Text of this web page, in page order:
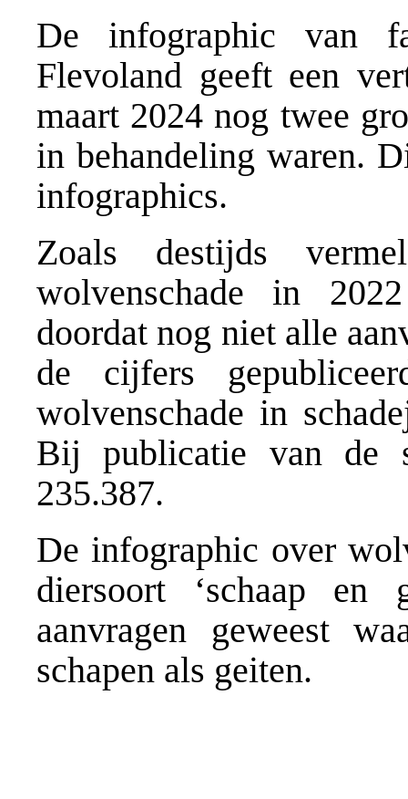
De infographic van
Flevoland geeft een
maart 2024 nog twee
in behandeling waren.
infographics.
Zoals destijds
wolvenschade in
doordat nog niet alle
de cijfers
wolvenschade in
Bij publicatie van de
235.387.
De infographic over
diersoort ‘schaap
aanvragen geweest
schapen als geiten.